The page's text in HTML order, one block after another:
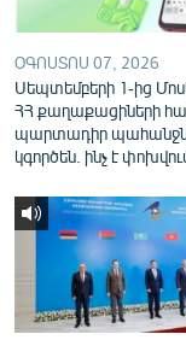
ՕԳՈՍՏՈՍ 07, 2026
Սեպտեմբերի 1-ից
ՀՀ քաղաքացիների
պարտադիր
կգործեն. ինչ է